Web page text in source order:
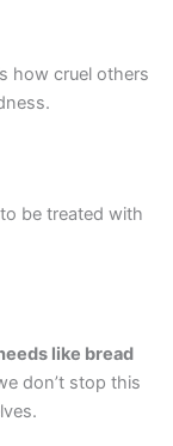
how cruel others
be treated with
like bread
don’t stop this